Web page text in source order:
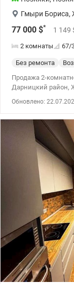
Гмыри Бориса,
77 000 $* 1 149
2 комнаты 67/
Без ремонта
Продажа 2-
Дарницкий район,
расположен возле
присвоен адрес,
лифта, мощный
пропусков. До
минут. Рядом
школа, гимназия,
0976449950,
Обновлено: